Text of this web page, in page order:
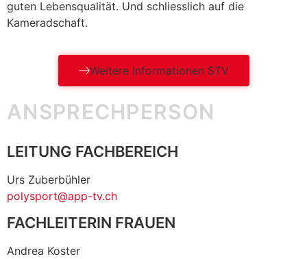
guten Lebensqualität. Und schliesslich auf die
Kameradschaft.
Weitere Informationen STV
ANSPRECHPERSON
LEITUNG FACHBEREICH
Urs Zuberbühler
polysport@app-tv.ch
FACHLEITERIN FRAUEN
Andrea Koster